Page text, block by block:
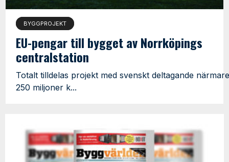
BYGGPROJEKT
EU-pengar till bygget av Norrköpings
centralstation
Totalt tilldelas projekt med svenskt deltagande närmare
250 miljoner k...